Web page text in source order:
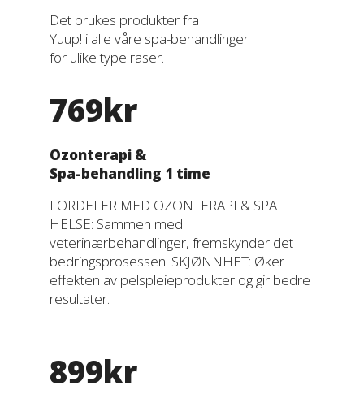
Det brukes produkter fra
Yuup! i alle våre spa-behandlinger
for ulike type raser.
769kr
Ozonterapi &
Spa-behandling 1 time
FORDELER MED OZONTERAPI & SPA
HELSE: Sammen med
veterinærbehandlinger, fremskynder det
bedringsprosessen. SKJØNNHET: Øker
effekten av pelspleieprodukter og gir bedre
resultater.
899kr